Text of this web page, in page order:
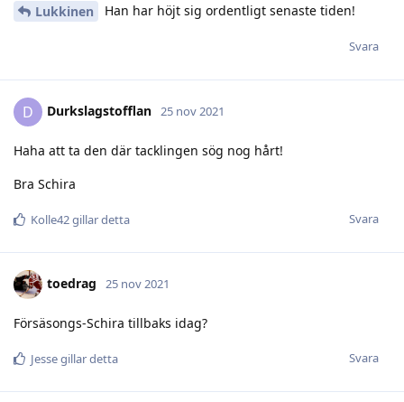
Lukkinen Han har höjt sig ordentligt senaste tiden!
Svara
D Durkslagstofflan 25 nov 2021
Haha att ta den där tacklingen sög nog hårt!
Bra Schira
Svara
Kolle42gillar detta
toedrag 25 nov 2021
Försäsongs-Schira tillbaks idag?
Svara
Jessegillar detta